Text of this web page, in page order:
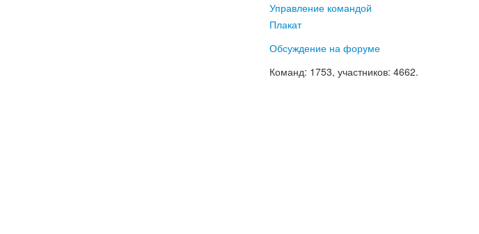
Управление командой
Плакат
Обсуждение на форуме
Команд: 1753, участников: 4662.